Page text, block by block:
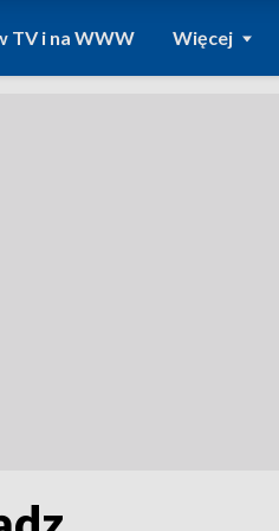
TV i na WWW Więcej